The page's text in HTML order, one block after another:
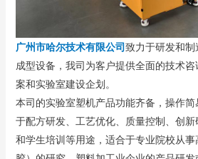
广州市哈尔技术有限公司致力于研发和
成型设备，我司为客户提供全面的技术
案和实验室建设企划。
本司的实验室塑机产品功能齐备，操作
于配方研发、工艺优化、质量控制、创
和学生培训等用途，适合于专业院校从